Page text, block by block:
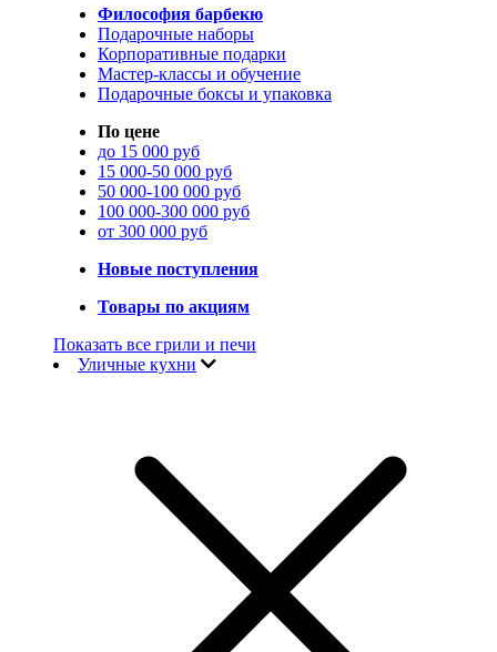
Философия барбекю
Подарочные наборы
Корпоративные подарки
Мастер-классы и обучение
Подарочные боксы и упаковка
По цене
до 15 000 руб
15 000-50 000 руб
50 000-100 000 руб
100 000-300 000 руб
от 300 000 руб
Новые поступления
Товары по акциям
Показать все грили и печи
Уличные кухни